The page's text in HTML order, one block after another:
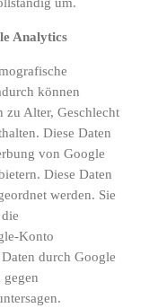
Analytics
können
zu Alter, Geschlecht
Diese Daten
von Google
Diese Daten
werden. Sie
Konto
durch Google